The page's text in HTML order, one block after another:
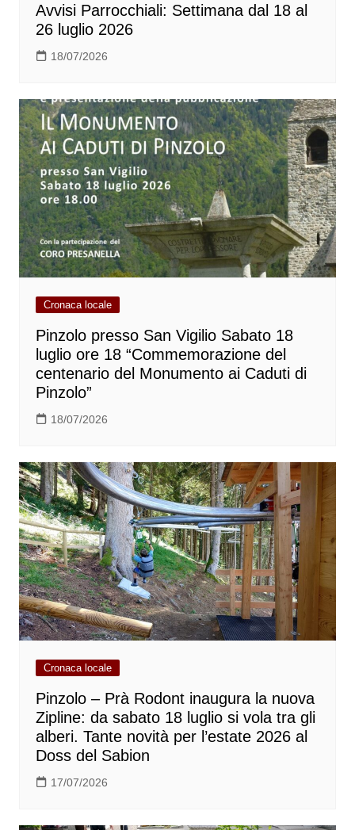
Avvisi Parrocchiali: Settimana dal 18 al
26 luglio 2026
18/07/2026
Cronaca locale
Pinzolo presso San Vigilio Sabato 18
luglio ore 18 “Commemorazione del
centenario del Monumento ai Caduti di
Pinzolo”
18/07/2026
Cronaca locale
Pinzolo – Prà Rodont inaugura la nuova
Zipline: da sabato 18 luglio si vola tra gli
alberi. Tante novità per l’estate 2026 al
Doss del Sabion
17/07/2026